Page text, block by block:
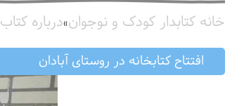
خانه کتابدار کودک و نوجوان»درباره کتاب
افتتاح كتابخانه در روستاى آبادان